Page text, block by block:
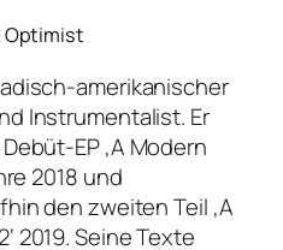
Optimist
amerikanischer
Instrumentalist. Er
EP ‚A Modern
2018 und
den zweiten Teil ‚A
2019. Seine Texte